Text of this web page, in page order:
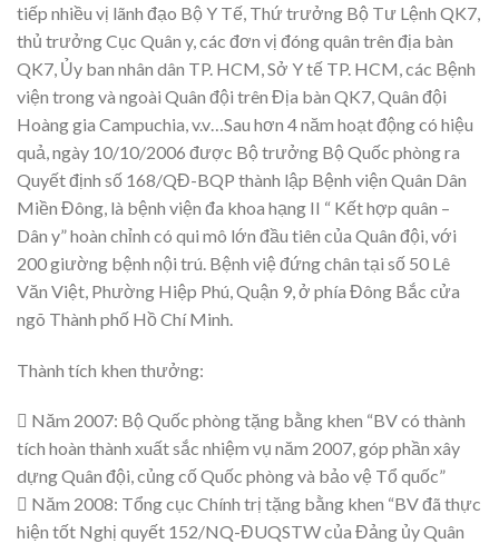
tiếp nhiều vị lãnh đạo Bộ Y Tế, Thứ trưởng Bộ Tư Lệnh QK7,
thủ trưởng Cục Quân y, các đơn vị đóng quân trên địa bàn
QK7, Ủy ban nhân dân TP. HCM, Sở Y tế TP. HCM, các Bệnh
viện trong và ngoài Quân đội trên Địa bàn QK7, Quân đội
Hoàng gia Campuchia, v.v…Sau hơn 4 năm hoạt động có hiệu
quả, ngày 10/10/2006 được Bộ trưởng Bộ Quốc phòng ra
Quyết định số 168/QĐ-BQP thành lập Bệnh viện Quân Dân
Miền Đông, là bệnh viện đa khoa hạng II “ Kết hợp quân –
Dân y” hoàn chỉnh có qui mô lớn đầu tiên của Quân đội, với
200 giường bệnh nội trú. Bệnh việ đứng chân tại số 50 Lê
Văn Việt, Phường Hiệp Phú, Quận 9, ở phía Đông Bắc cửa
ngõ Thành phố Hồ Chí Minh.
Thành tích khen thưởng:
 Năm 2007: Bộ Quốc phòng tặng bằng khen “BV có thành
tích hoàn thành xuất sắc nhiệm vụ năm 2007, góp phần xây
dựng Quân đội, củng cố Quốc phòng và bảo vệ Tổ quốc”
 Năm 2008: Tổng cục Chính trị tặng bằng khen “BV đã thực
hiện tốt Nghị quyết 152/NQ-ĐUQSTW của Đảng ủy Quân